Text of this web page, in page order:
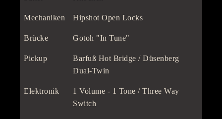
Mechaniken Hipshot Open Locks
Brücke Gotoh "In Tune"
Pickup
Barfuß Hot Bridge / Düsenberg
Dual-Twin
Elektronik
1 Volume - 1 Tone / Three Way
Switch